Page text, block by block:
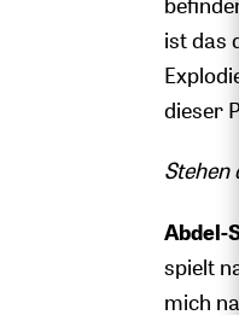
ist das
dieser
Abdel-
spielt
mich